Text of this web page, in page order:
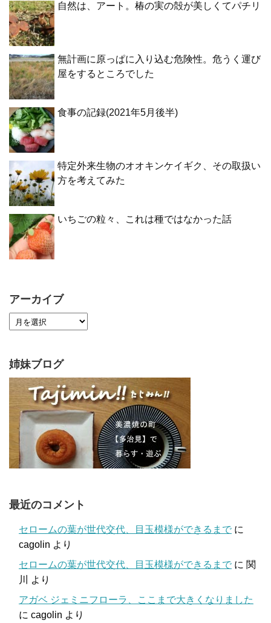
自然は、アート。椿の実の殻が美しくてパチリ
無計画に原っぱに入り込む危険性。危うく運び
屋をするところでした
食事の記録(2021年5月後半)
特定外来生物のオオキンケイギク、その取扱い
方を考えてみた
いちごの粒々、これは種ではなかった話
アーカイブ
姉妹ブログ
最近のコメント
セロームの葉が世代交代、目玉模様ができるまで に
cagolin より
セロームの葉が世代交代、目玉模様ができるまで に 関
川
より
アガベ ジェミニフローラ、ここまで大きくなりました
に cagolin より